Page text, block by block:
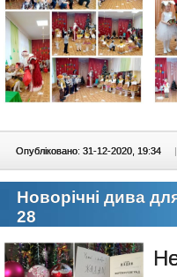
Опубліковано: 31-12-2020, 19:34 |
Новорічні дива
28